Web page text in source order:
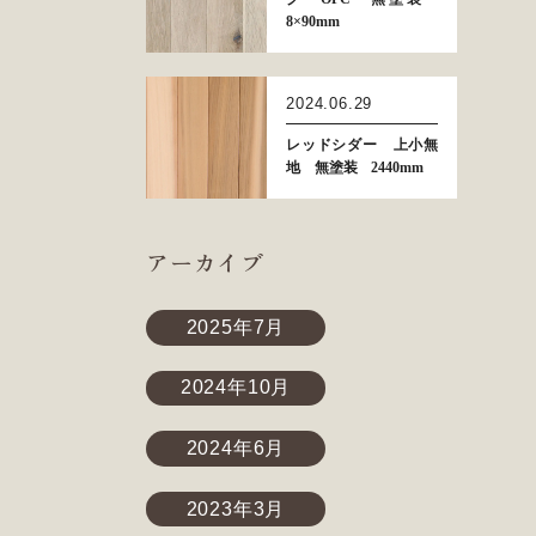
8×90mm
2024.06.29
レッドシダー 上小無
地 無塗装 2440mm
アーカイブ
2025年7月
2024年10月
2024年6月
2023年3月